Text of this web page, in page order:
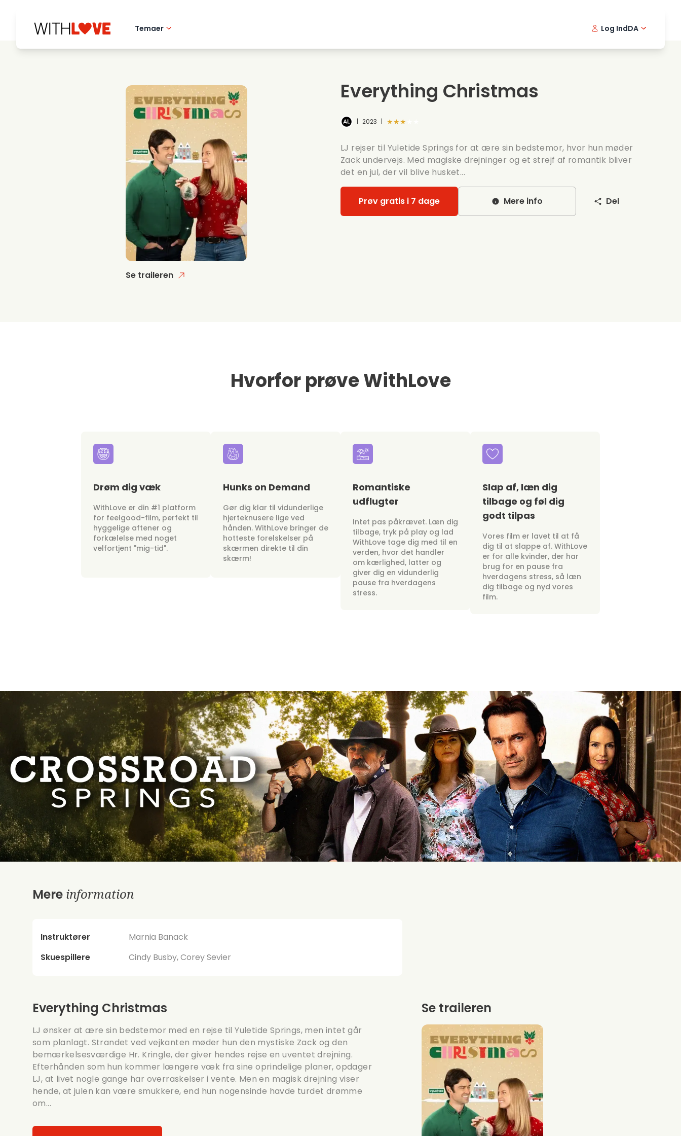
Temaer
Mysterier
Date film
Romantiske serier
Bryllup
Log IndDA
Se traileren
Everything Christmas
| 2023 | ★★★★★
LJ rejser til Yuletide Springs for at ære sin bedstemor, hvor hun møder
Zack undervejs. Med magiske drejninger og et strejf af romantik bliver
det en jul, der vil blive husket...
Prøv gratis i 7 dage Mere info Del
Hvorfor prøve WithLove
Drøm dig væk
WithLove er din #1 platform
for feelgood-film, perfekt til
hyggelige aftener og
forkælelse med noget
velfortjent "mig-tid".
Hunks on Demand
Gør dig klar til vidunderlige
hjerteknusere lige ved
hånden. WithLove bringer de
hotteste forelskelser på
skærmen direkte til din
skærm!
Romantiske
udflugter
Intet pas påkrævet. Læn dig
tilbage, tryk på play og lad
WithLove tage dig med til en
verden, hvor det handler
om kærlighed, latter og
giver dig en vidunderlig
pause fra hverdagens
stress.
Slap af, læn dig
tilbage og føl dig
godt tilpas
Vores film er lavet til at få
dig til at slappe af. WithLove
er for alle kvinder, der har
brug for en pause fra
hverdagens stress, så læn
dig tilbage og nyd vores
film.
Mere information
Instruktører
Marnia Banack
Skuespillere
Cindy Busby, Corey Sevier
Everything Christmas
LJ ønsker at ære sin bedstemor med en rejse til Yuletide Springs, men intet går
som planlagt. Strandet ved vejkanten møder hun den mystiske Zack og den
bemærkelsesværdige Hr. Kringle, der giver hendes rejse en uventet drejning.
Efterhånden som hun kommer længere væk fra sine oprindelige planer, opdager
LJ, at livet nogle gange har overraskelser i vente. Men en magisk drejning viser
hende, at julen kan være smukkere, end hun nogensinde havde turdet drømme
om...
Se traileren